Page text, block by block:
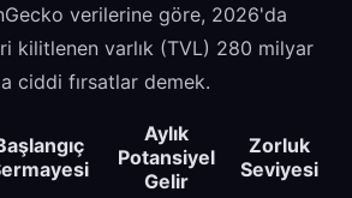
verilerine göre, 2026'da
kilitlenen varlık (TVL) 280 milyar
ciddi fırsatlar demek.
Aylık
Potansiyel
Gelir
Zorluk
Seviyesi